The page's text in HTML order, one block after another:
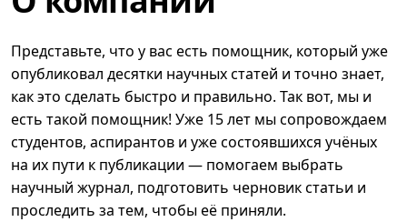
Представьте, что у вас есть помощник, который уже
опубликовал десятки научных статей и точно знает,
как это сделать быстро и правильно. Так вот, мы и
есть такой помощник! Уже 15 лет мы сопровождаем
студентов, аспирантов и уже состоявшихся учёных
на их пути к публикации — помогаем выбрать
научный журнал, подготовить черновик статьи и
проследить за тем, чтобы её приняли.